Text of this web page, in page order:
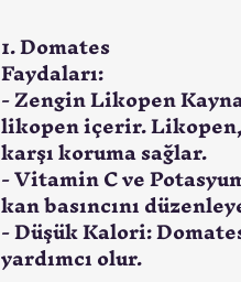
1. Domates
Faydaları:
- Zengin Likopen
likopen içerir. Likopen,
karşı koruma sağlar.
- Vitamin C ve
kan basıncını
- Düşük Kalori:
yardımcı olur.